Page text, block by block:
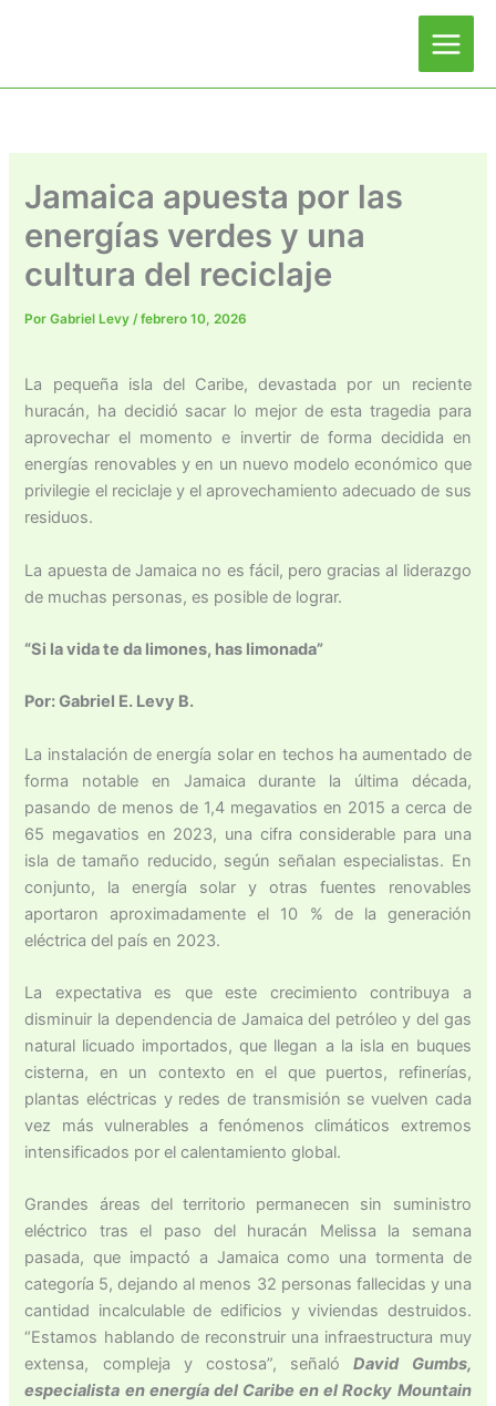
Jamaica apuesta por las
energías verdes y una
cultura del reciclaje
PorGabriel Levy/febrero 10, 2026
La pequeña isla del Caribe, devastada por un reciente
huracán, ha decidió sacar lo mejor de esta tragedia para
aprovechar el momento e invertir de forma decidida en
energías renovables y en un nuevo modelo económico que
privilegie el reciclaje y el aprovechamiento adecuado de sus
residuos.
La apuesta de Jamaica no es fácil, pero gracias al liderazgo
de muchas personas, es posible de lograr.
“Si la vida te da limones, has limonada”
Por: Gabriel E. Levy B.
La instalación de energía solar en techos ha aumentado de
forma notable en Jamaica durante la última década,
pasando de menos de 1,4 megavatios en 2015 a cerca de
65 megavatios en 2023, una cifra considerable para una
isla de tamaño reducido, según señalan especialistas. En
conjunto, la energía solar y otras fuentes renovables
aportaron aproximadamente el 10 % de la generación
eléctrica del país en 2023.
La expectativa es que este crecimiento contribuya a
disminuir la dependencia de Jamaica del petróleo y del gas
natural licuado importados, que llegan a la isla en buques
cisterna, en un contexto en el que puertos, refinerías,
plantas eléctricas y redes de transmisión se vuelven cada
vez más vulnerables a fenómenos climáticos extremos
intensificados por el calentamiento global.
Grandes áreas del territorio permanecen sin suministro
eléctrico tras el paso del huracán Melissa la semana
pasada, que impactó a Jamaica como una tormenta de
categoría 5, dejando al menos 32 personas fallecidas y una
cantidad incalculable de edificios y viviendas destruidos.
“Estamos hablando de reconstruir una infraestructura muy
extensa, compleja y costosa”, señalóDavid Gumbs,
especialista en energía del Caribe en el Rocky Mountain